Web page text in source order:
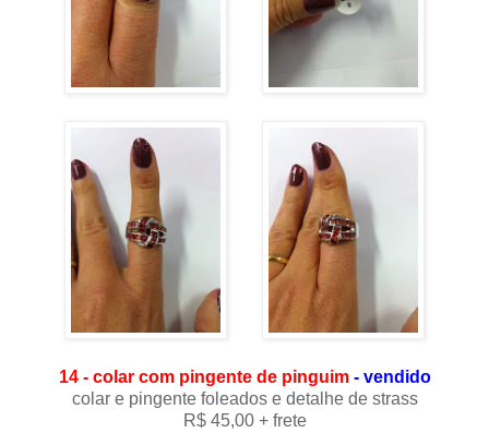
14 - colar com pingente de pinguim - vendido
colar e pingente foleados e detalhe de strass
R$ 45,00 + frete